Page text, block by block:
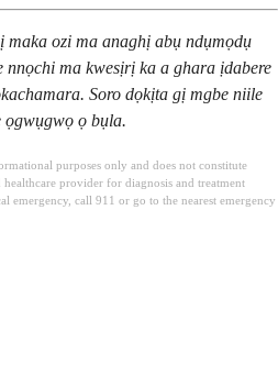
maka ozi ma anaghị abụ ndụmọdụ
ma kwesịrị ka a ghara ịdabere
Soro dọkịta gị mgbe niile
ọgwụgwọ ọ bụla.
purposes only and does not constitute
provider for diagnosis and treatment
emergency, call 911 or go to the nearest emergency